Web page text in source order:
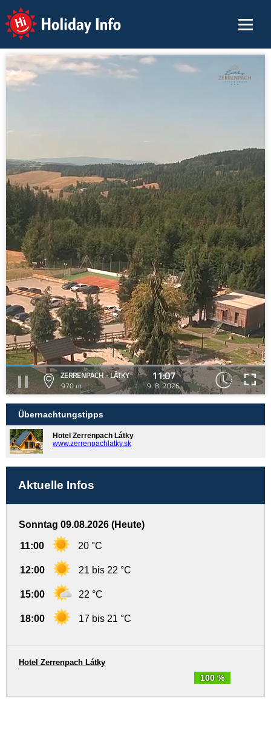
Holiday Info
ZERRENPACH - LÁTKY
970 m
11:07
9. 8. 2026
Übernachtungstipps
Hotel Zerrenpach Látky
www.zerrenpachlatky.sk
Aktuelle Infos
Sonntag 09.08.2026 (Heute)
11:00 20 °C
12:00 21 bis 22 °C
15:00 22 °C
18:00 17 bis 21 °C
100 %
Hotel Zerrenpach Látky